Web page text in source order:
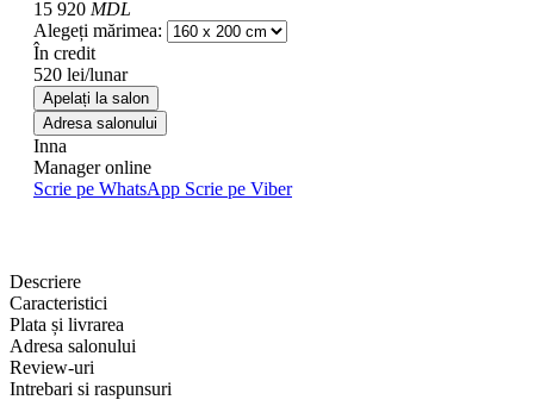
15 920 MDL
Alegeți mărimea:
În credit
520 lei/lunar
Apelați la salon
Adresa salonului
Inna
Manager online
Scrie pe WhatsApp Scrie pe Viber
Descriere
Caracteristici
Plata și livrarea
Adresa salonului
Review-uri
Intrebari si raspunsuri